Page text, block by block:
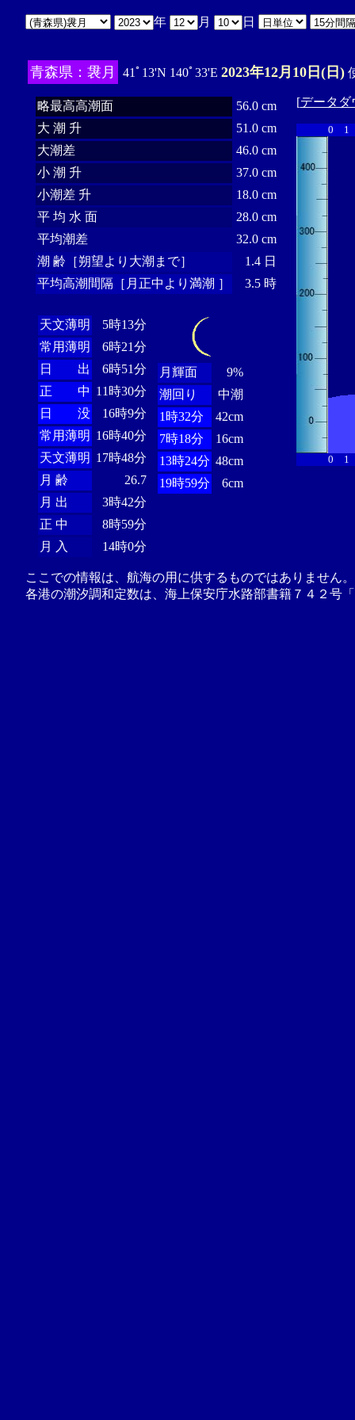
年 月 日
青森県：袰月 41ﾟ13'N 140ﾟ33'E 2023年12月10日(日)
略最高高潮面
56.0 cm
大 潮 升
51.0 cm
大潮差
46.0 cm
小 潮 升
37.0 cm
小潮差 升
18.0 cm
平 均 水 面
28.0 cm
平均潮差
32.0 cm
潮 齢［朔望より大潮まで］
1.4 日
平均高潮間隔［月正中より満潮 ］
3.5 時
天文薄明
5時13分
常用薄明
6時21分
日 出
6時51分
正 中 11時30分
日 没
16時9分
常用薄明 16時40分
天文薄明 17時48分
月 齢
26.7
月 出
3時42分
正 中
8時59分
月 入
14時0分
月輝面
9%
潮回り
中潮
1時32分
42cm
7時18分
16cm
13時24分 48cm
19時59分
6cm
[データダ
0 1
0 1
ここでの情報は、航海の用に供するものではありません
各港の潮汐調和定数は、海上保安庁水路部書籍７４２号